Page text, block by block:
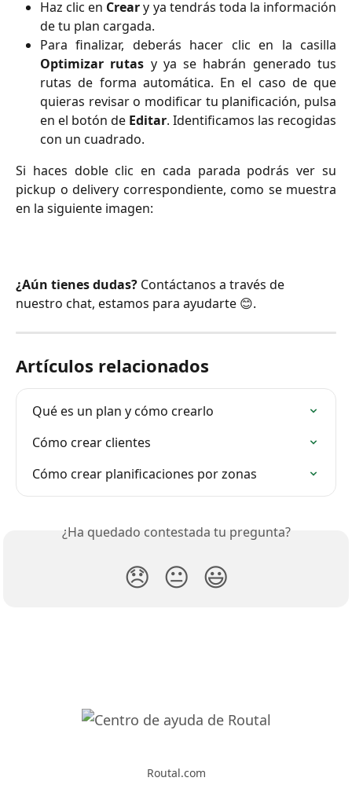
Haz clic en Creary ya tendrás toda la información
de tu plan cargada.
Para finalizar, deberás hacer clic en la casilla
Optimizar rutas y ya se habrán generado tus
rutas de forma automática. En el caso de que
quieras revisar o modificar tu planificación, pulsa
en el botón de Editar. Identificamos las recogidas
con un cuadrado.
Si haces doble clic en cada parada podrás ver su
pickup o delivery correspondiente, como se muestra
en la siguiente imagen:
¿Aún tienes dudas? Contáctanos a través de
nuestro chat, estamos para ayudarte 😊.
Artículos relacionados
Qué es un plan y cómo crearlo
Cómo crear clientes
Cómo crear planificaciones por zonas
¿Ha quedado contestada tu pregunta?
😞 😐 😃
Routal.com